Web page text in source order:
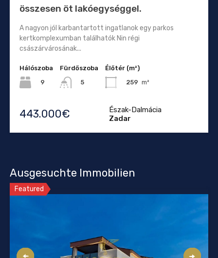
összesen öt lakóegységgel.
A nagyon jól karbantartott ingatlanok egy parkos
kertkomplexumban találhatók Nin régi
császárvárosának...
Hálószoba
9
Fürdőszoba
5
Élőtér (m²)
259 m²
443.000€
Észak-Dalmácia
Zadar
Ausgesuchte Immobilien
Featured